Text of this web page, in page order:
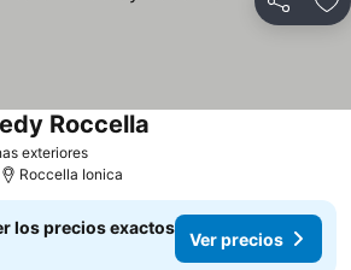
Compartir
exteriores
Roccella
Roccella Ionica
los precios exactos
Ver precios